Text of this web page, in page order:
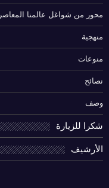
محور من شواغل عالمنا المعاصر
منهجية
منوعات
نصائح
وصف
شكرا للزيارة
الأرشيف